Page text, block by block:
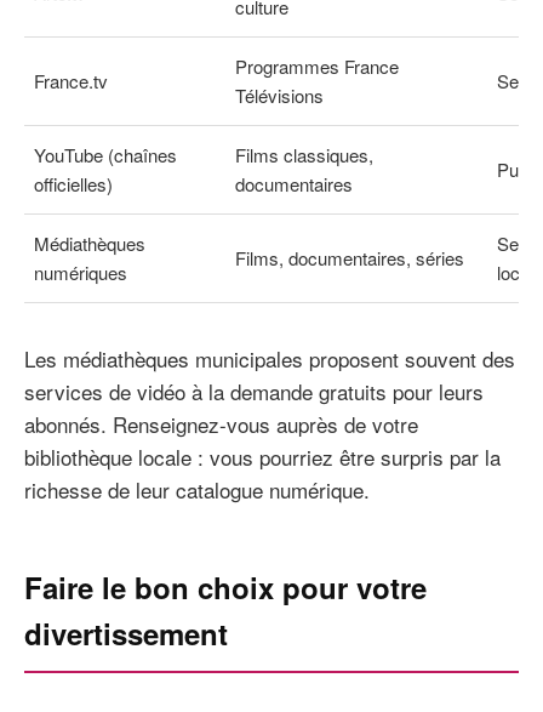
culture
France.tv
Programmes France
Télévisions
YouTube (chaînes
officielles)
Films classiques,
documentaires
Médiathèques
numériques
Films, documentaires, séries
local
Les médiathèques municipales proposent souvent des
services de vidéo à la demande gratuits pour leurs
abonnés. Renseignez-vous auprès de votre
bibliothèque locale : vous pourriez être surpris par la
richesse de leur catalogue numérique.
Faire le bon choix pour votre
divertissement